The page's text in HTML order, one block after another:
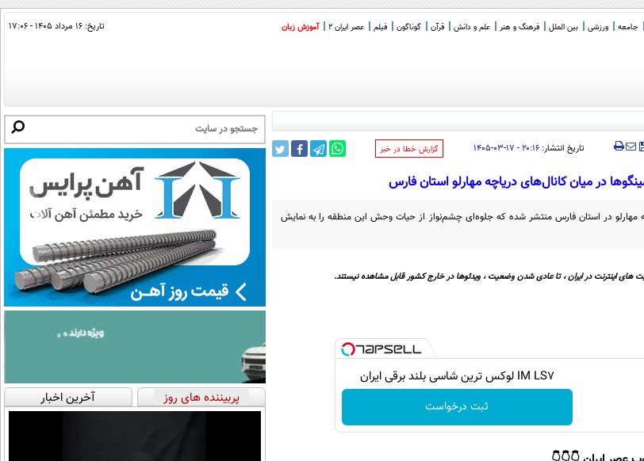
جامعه ورزشی بین الملل فرهنگ و هنر علم و دانش قرآن گوناگون فیلم عصر ایران 2 آموزش زبان تاریخ: ۱۶ مرداد ۱۴۰۵ - ۱۷:۰۶
تاریخ انتشار:۲۰:۱۶ - ۱۷-۰۳-۱۴۰۵ ‌گزارش خطا در خبر
در میان کانال‌های دریاچه مهارلو استان فارس
مهارلو در استان فارس منتشر شده که جلوه‌ای چشم‌نواز از حیات وحش این منطقه را به نمایش
های اینترنت در ایران ، تا عادی شدن وضعیت ، ویدئوها در خارج کشور قابل مشاهده نیستند.
IM LS7 لوکس ترین شاسی بلند برقی ایران
ثبت درخواست
پربیننده های روز آخرین اخبار